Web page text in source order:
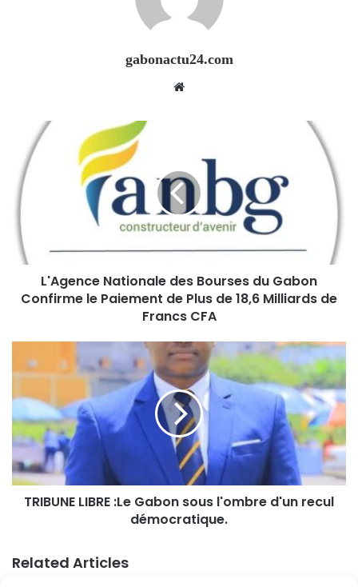
gabonactu24.com
L'Agence Nationale des Bourses du Gabon
Confirme le Paiement de Plus de 18,6 Milliards de
Francs CFA
TRIBUNE LIBRE :Le Gabon sous l'ombre d'un recul
démocratique.
Related Articles